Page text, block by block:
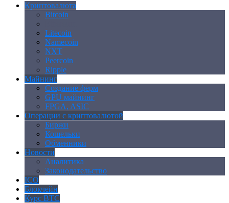
Криптовалюта
Bitcoin
Litecoin
Namecoin
NXT
Peercoin
Ripple
Майнинг
Создание ферм
GPU майнинг
FPGA, ASIC
Операции с криптовалютой
Биржи
Кошельки
Обменники
Новости
Аналитика
Законодательство
ICO
Блокчейн
Курс BTC